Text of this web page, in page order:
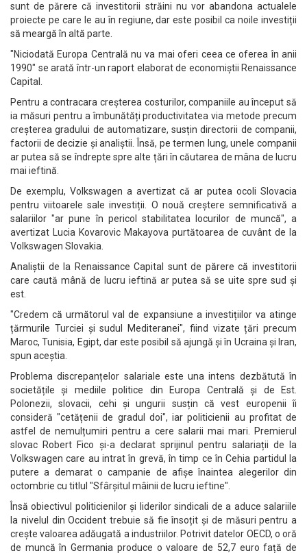
sunt de părere că investitorii străini nu vor abandona actualele
proiecte pe care le au în regiune, dar este posibil ca noile investiții
să meargă în altă parte.
"Niciodată Europa Centrală nu va mai oferi ceea ce oferea în anii
1990" se arată într-un raport elaborat de economiștii Renaissance
Capital.
Pentru a contracara creșterea costurilor, companiile au început să
ia măsuri pentru a îmbunătăți productivitatea via metode precum
creșterea gradului de automatizare, susțin directorii de companii,
factorii de decizie și analiștii. Însă, pe termen lung, unele companii
ar putea să se îndrepte spre alte țări în căutarea de mâna de lucru
mai ieftină.
De exemplu, Volkswagen a avertizat că ar putea ocoli Slovacia
pentru viitoarele sale investiții. O nouă creștere semnificativă a
salariilor "ar pune în pericol stabilitatea locurilor de muncă", a
avertizat Lucia Kovarovic Makayova purtătoarea de cuvânt de la
Volkswagen Slovakia.
Analiștii de la Renaissance Capital sunt de părere că investitorii
care caută mână de lucru ieftină ar putea să se uite spre sud și
est.
"Credem că următorul val de expansiune a investițiilor va atinge
țărmurile Turciei și sudul Mediteranei", fiind vizate țări precum
Maroc, Tunisia, Egipt, dar este posibil să ajungă și în Ucraina și Iran,
spun aceștia.
Problema discrepanțelor salariale este una intens dezbătută în
societățile și mediile politice din Europa Centrală și de Est.
Polonezii, slovacii, cehi și ungurii susțin că vest europenii îi
consideră "cetățenii de gradul doi", iar politicienii au profitat de
astfel de nemulțumiri pentru a cere salarii mai mari. Premierul
slovac Robert Fico și-a declarat sprijinul pentru salariații de la
Volkswagen care au intrat în grevă, în timp ce în Cehia partidul la
putere a demarat o campanie de afișe înaintea alegerilor din
octombrie cu titlul "Sfârșitul mâinii de lucru ieftine".
Însă obiectivul politicienilor și liderilor sindicali de a aduce salariile
la nivelul din Occident trebuie să fie însoțit și de măsuri pentru a
crește valoarea adăugată a industriilor. Potrivit datelor OECD, o oră
de muncă în Germania produce o valoare de 52,7 euro față de